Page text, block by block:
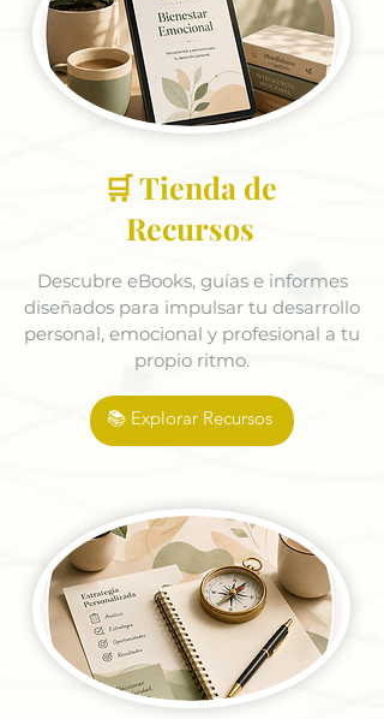
🛒 Tienda de
Recursos
Descubre eBooks, guías e informes
diseñados para impulsar tu desarrollo
personal, emocional y profesional a tu
propio ritmo.
📚 Explorar Recursos